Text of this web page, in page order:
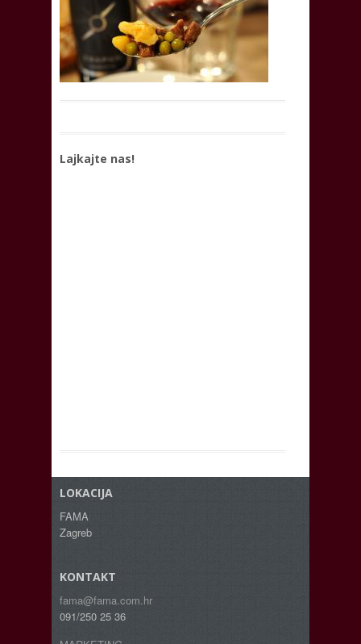
Lajkajte nas!
LOKACIJA
FAMA
Zagreb
KONTAKT
fama@fama.com.hr
091/250 25 36